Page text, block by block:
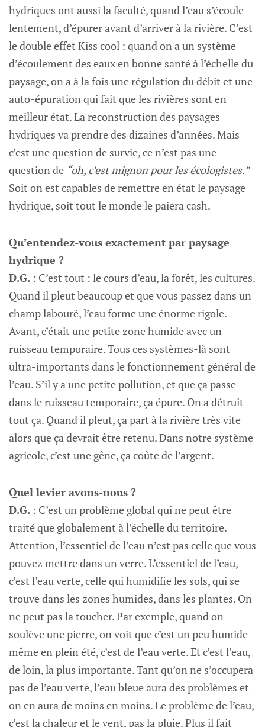
hydriques ont aussi la faculté, quand l’eau s’écoule
lentement, d’épurer avant d’arriver à la rivière. C’est
le double effet Kiss cool : quand on a un système
d’écoulement des eaux en bonne santé à l’échelle du
paysage, on a à la fois une régulation du débit et une
auto-épuration qui fait que les rivières sont en
meilleur état. La reconstruction des paysages
hydriques va prendre des dizaines d’années. Mais
c’est une question de survie, ce n’est pas une
question de “oh, c’est mignon pour les écologistes.”
Soit on est capables de remettre en état le paysage
hydrique, soit tout le monde le paiera cash.
Qu’entendez-vous exactement par paysage
hydrique ?
D.G. : C’est tout : le cours d’eau, la forêt, les cultures.
Quand il pleut beaucoup et que vous passez dans un
champ labouré, l’eau forme une énorme rigole.
Avant, c’était une petite zone humide avec un
ruisseau temporaire. Tous ces systèmes-là sont
ultra-importants dans le fonctionnement général de
l’eau. S’il y a une petite pollution, et que ça passe
dans le ruisseau temporaire, ça épure. On a détruit
tout ça. Quand il pleut, ça part à la rivière très vite
alors que ça devrait être retenu. Dans notre système
agricole, c’est une gêne, ça coûte de l’argent.
Quel levier avons-nous ?
D.G. : C’est un problème global qui ne peut être
traité que globalement à l’échelle du territoire.
Attention, l’essentiel de l’eau n’est pas celle que vous
pouvez mettre dans un verre. L’essentiel de l’eau,
c’est l’eau verte, celle qui humidifie les sols, qui se
trouve dans les zones humides, dans les plantes. On
ne peut pas la toucher. Par exemple, quand on
soulève une pierre, on voit que c’est un peu humide
même en plein été, c’est de l’eau verte. Et c’est l’eau,
de loin, la plus importante. Tant qu’on ne s’occupera
pas de l’eau verte, l’eau bleue aura des problèmes et
on en aura de moins en moins. Le problème de l’eau,
c’est la chaleur et le vent, pas la pluie. Plus il fait